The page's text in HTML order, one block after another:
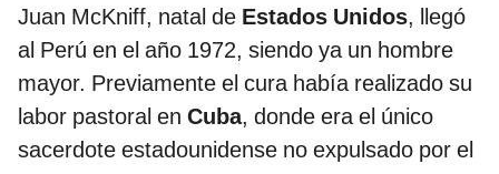
Juan McKniff, natal de Estados Unidos, llegó
al Perú en el año 1972, siendo ya un hombre
mayor. Previamente el cura había realizado su
labor pastoral en Cuba, donde era el único
sacerdote estadounidense no expulsado por el